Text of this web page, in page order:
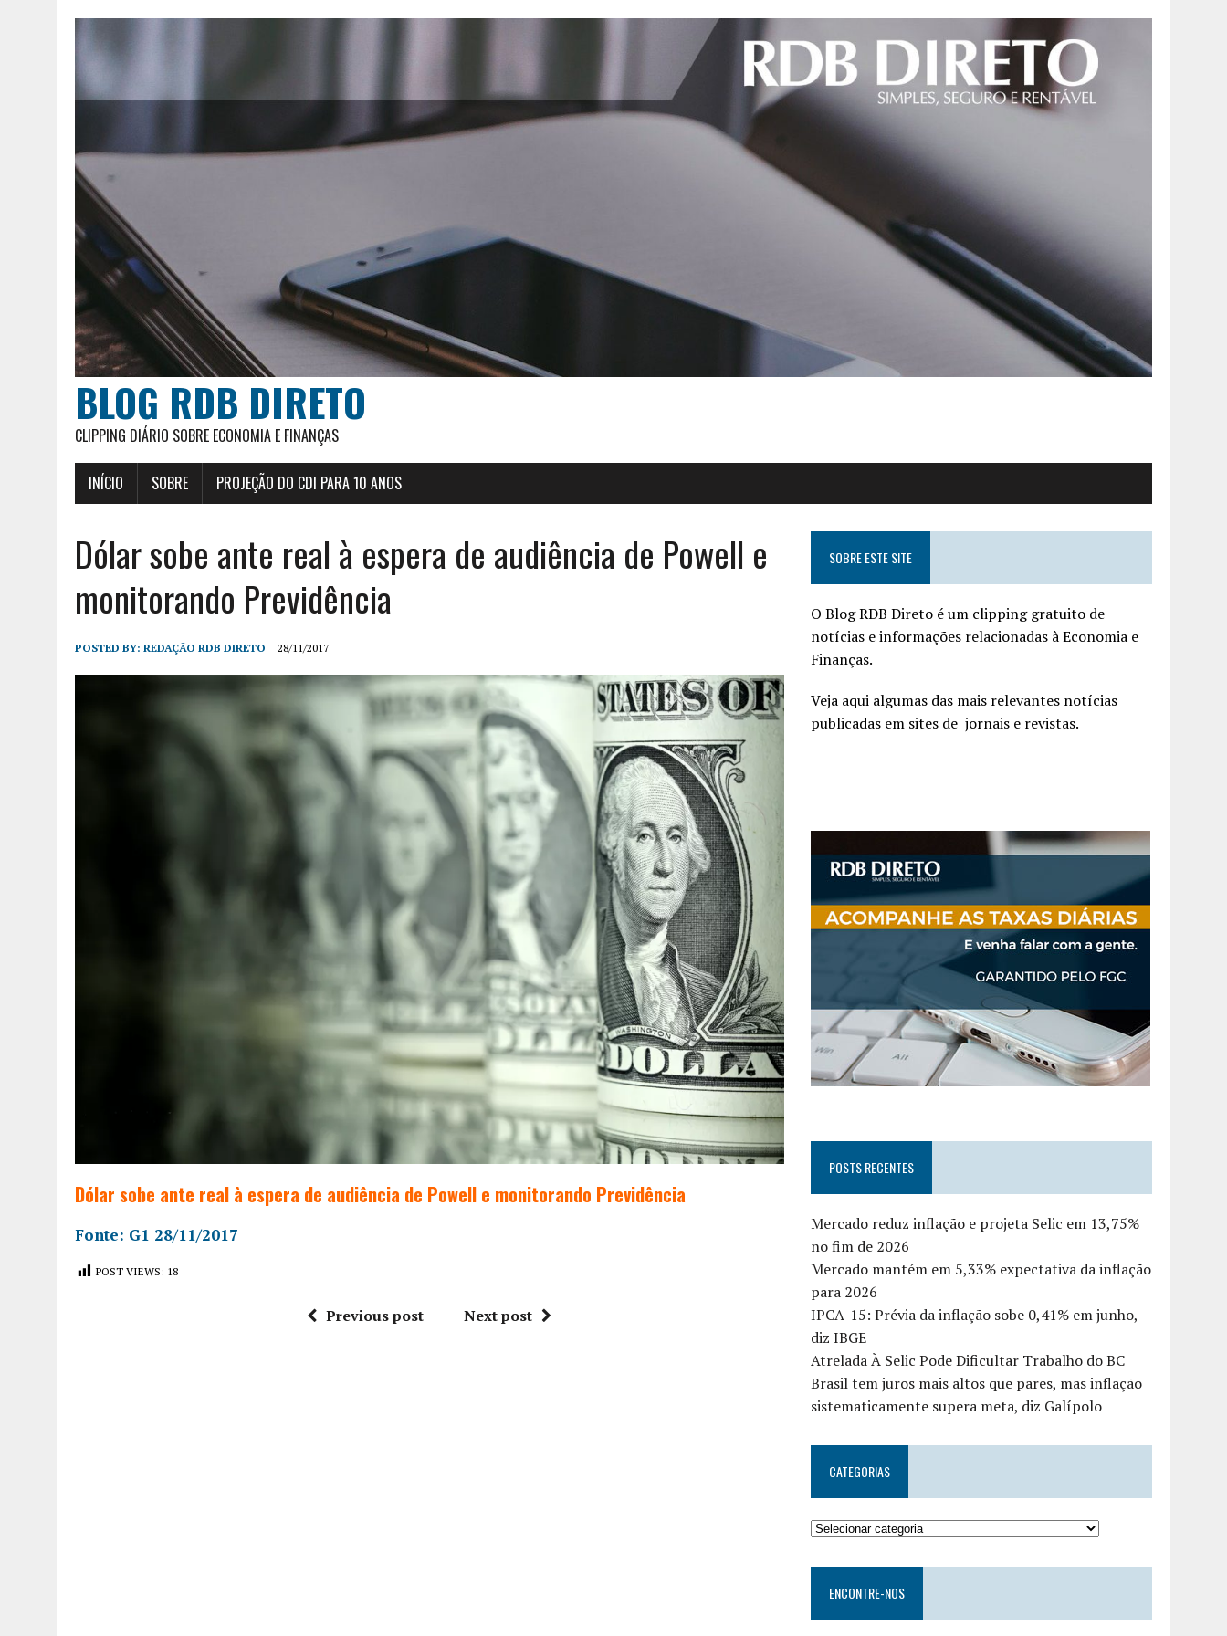
BLOG RDB DIRETO
CLIPPING DIÁRIO SOBRE ECONOMIA E FINANÇAS
INÍCIO SOBRE PROJEÇÃO DO CDI PARA 10 ANOS
Dólar sobe ante real à espera de audiência de Powell e
monitorando Previdência
POSTED BY: REDAÇÃO RDB DIRETO 28/11/2017
Dólar sobe ante real à espera de audiência de Powell e monitorando Previdência
Fonte: G1 28/11/2017
POST VIEWS: 18
Previous post Next post
SOBRE ESTE SITE
O Blog RDB Direto é um clipping gratuito de
notícias e informações relacionadas à Economia e
Finanças.
Veja aqui algumas das mais relevantes notícias
publicadas em sites de jornais e revistas.
POSTS RECENTES
Mercado reduz inflação e projeta Selic em 13,75%
no fim de 2026
Mercado mantém em 5,33% expectativa da inflação
para 2026
IPCA-15: Prévia da inflação sobe 0,41% em junho,
diz IBGE
Atrelada À Selic Pode Dificultar Trabalho do BC
Brasil tem juros mais altos que pares, mas inflação
sistematicamente supera meta, diz Galípolo
CATEGORIAS
ENCONTRE-NOS